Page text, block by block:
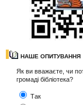
НАШЕ ОПИТУВАННЯ
Як ви вважаєте, чи
громаді бібліотека?
Так